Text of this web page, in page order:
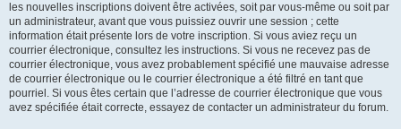
les nouvelles inscriptions doivent être activées, soit par vous-même ou soit par
un administrateur, avant que vous puissiez ouvrir une session ; cette
information était présente lors de votre inscription. Si vous aviez reçu un
courrier électronique, consultez les instructions. Si vous ne recevez pas de
courrier électronique, vous avez probablement spécifié une mauvaise adresse
de courrier électronique ou le courrier électronique a été filtré en tant que
pourriel. Si vous êtes certain que l’adresse de courrier électronique que vous
avez spécifiée était correcte, essayez de contacter un administrateur du forum.